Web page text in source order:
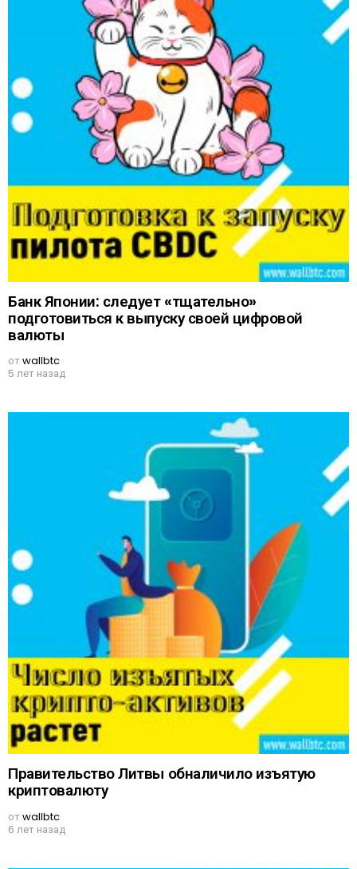
Банк Японии: следует «тщательно»
подготовиться к выпуску своей цифровой
валюты
отwallbtc
5 лет назад
Правительство Литвы обналичило изъятую
криптовалюту
отwallbtc
6 лет назад